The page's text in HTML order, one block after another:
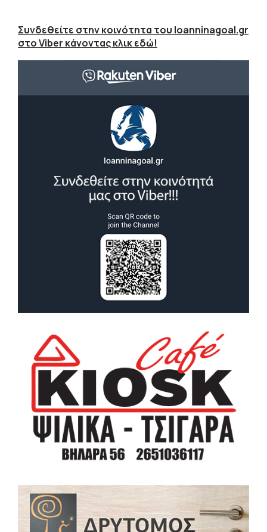
Συνδεθείτε στην κοινότητα του Ioanninagoal.gr
στο Viber κάνοντας κλικ εδώ!